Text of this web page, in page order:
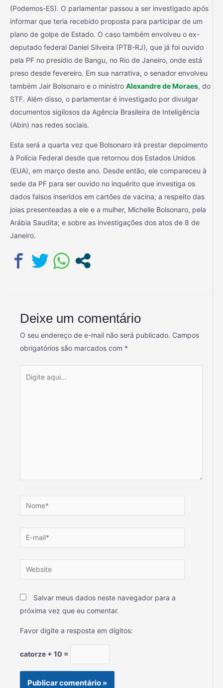
(Podemos-ES). O parlamentar passou a ser investigado após
informar que teria recebido proposta para participar de um
plano de golpe de Estado. O caso também envolveu o ex-
deputado federal Daniel Silveira (PTB-RJ), que já foi ouvido
pela PF no presídio de Bangu, no Rio de Janeiro, onde está
preso desde fevereiro. Em sua narrativa, o senador envolveu
também Jair Bolsonaro e o ministro Alexandre de Moraes, do
STF. Além disso, o parlamentar é investigado por divulgar
documentos sigilosos da Agência Brasileira de Inteligência
(Abin) nas redes sociais.
Esta será a quarta vez que Bolsonaro irá prestar depoimento
à Polícia Federal desde que retornou dos Estados Unidos
(EUA), em março deste ano. Desde então, ele compareceu à
sede da PF para ser ouvido no inquérito que investiga os
dados falsos inseridos em cartões de vacina; a respeito das
joias presenteadas a ele e a mulher, Michelle Bolsonaro, pela
Arábia Saudita; e sobre as investigações dos atos de 8 de
Janeiro.
Deixe um comentário
O seu endereço de e-mail não será publicado. Campos
obrigatórios são marcados com *
Salvar meus dados neste navegador para a
próxima vez que eu comentar.
Favor digite a resposta em dígitos:
catorze + 10 =